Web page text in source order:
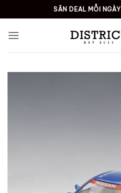
qua
nội
SĂN DEAL MỖI NGÀY